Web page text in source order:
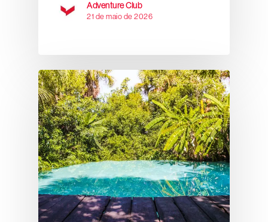
Adventure Club
21 de maio de 2026